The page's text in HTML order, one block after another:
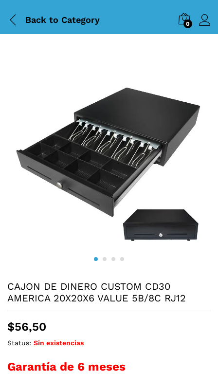
Back to Category 0
CAJON DE DINERO CUSTOM CD30
AMERICA 20X20X6 VALUE 5B/8C RJ12
$56,50
Status: Sin existencias
Garantía de 6 meses